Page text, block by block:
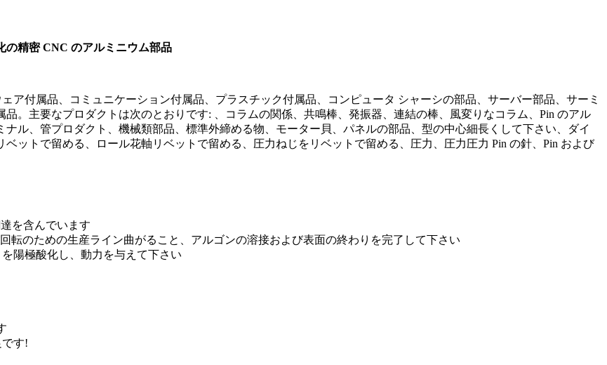
の精密 CNC のアルミニウム部品
ア付属品、コミュニケーション付属品、プラスチック付属品、コンピュータ シャーシの部品、サーバー部品、サーミ
。主要なプロダクトは次のとおりです: 、コラムの関係、共鳴棒、発振器、連結の棒、風変りなコラム、Pin のアル
ル、管プロダクト、機械類部品、標準外締める物、モーター貝、パネルの部品、型の中心細長くして下さい、ダイ
ットで留める、ロール花軸リベットで留める、圧力ねじをリベットで留める、圧力、圧力圧力 Pin の針、Pin および
を含んでいます
転のための生産ライン曲がること、アルゴンの溶接および表面の終わりを完了して下さい
陽極酸化し、動力を与えて下さい
す!